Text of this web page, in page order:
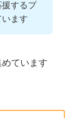
するプ
ます
ています